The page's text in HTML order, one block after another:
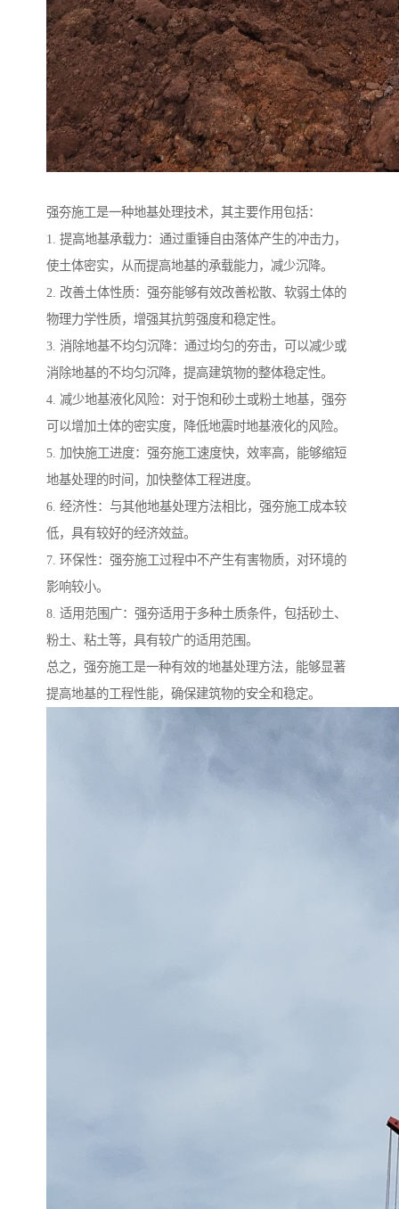
强夯施工是一种地基处理技术，其主要作用包括：
1. 提高地基承载力：通过重锤自由落体产生的冲击力，
使土体密实，从而提高地基的承载能力，减少沉降。
2. 改善土体性质：强夯能够有效改善松散、软弱土体的
物理力学性质，增强其抗剪强度和稳定性。
3. 消除地基不均匀沉降：通过均匀的夯击，可以减少或
消除地基的不均匀沉降，提高建筑物的整体稳定性。
4. 减少地基液化风险：对于饱和砂土或粉土地基，强夯
可以增加土体的密实度，降低地震时地基液化的风险。
5. 加快施工进度：强夯施工速度快，效率高，能够缩短
地基处理的时间，加快整体工程进度。
6. 经济性：与其他地基处理方法相比，强夯施工成本较
低，具有较好的经济效益。
7. 环保性：强夯施工过程中不产生有害物质，对环境的
影响较小。
8. 适用范围广：强夯适用于多种土质条件，包括砂土、
粉土、粘土等，具有较广的适用范围。
总之，强夯施工是一种有效的地基处理方法，能够显著
提高地基的工程性能，确保建筑物的安全和稳定。